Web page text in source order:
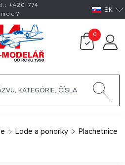
+420 774
SK
0
Lode a ponorky
Plachetnice